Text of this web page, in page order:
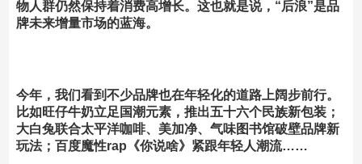
物人群仍然保持着消费高增长。这也就是说，“后浪”是品
牌未来增量市场的蓝海。
今年，我们看到不少品牌也在年轻化的道路上阔步前行。
比如旺仔牛奶立足国潮元素，推出五十六个民族新包装；
大白兔联合太平洋咖啡、美加净、气味图书馆破壁品牌新
玩法；百度魔性rap《你说啥》紧跟年轻人潮流……